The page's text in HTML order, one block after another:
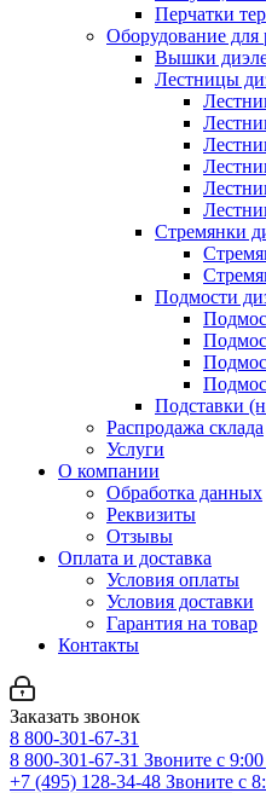
Перчатки
Оборудование для
Вышки
Лестницы
Стремянки
Подмости
Подставки
Распродажа склада
Услуги
О компании
Обработка данных
Реквизиты
Отзывы
Оплата и доставка
Условия оплаты
Условия доставки
Гарантия на товар
Контакты
Заказать звонок
8 800-301-67-31
8 800-301-67-31 Звоните с
+7 (495) 128-34-48 Звоните с